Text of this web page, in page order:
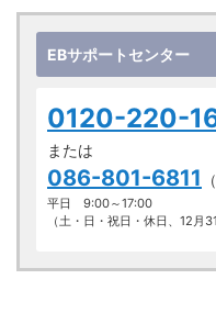
EBサポートセンター
0120-220-
または
086-801-6811
平日 9:00～17:00
（土・日・祝日・休日、12月